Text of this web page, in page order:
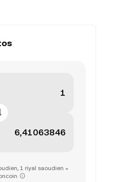
1 riyal saoudien =